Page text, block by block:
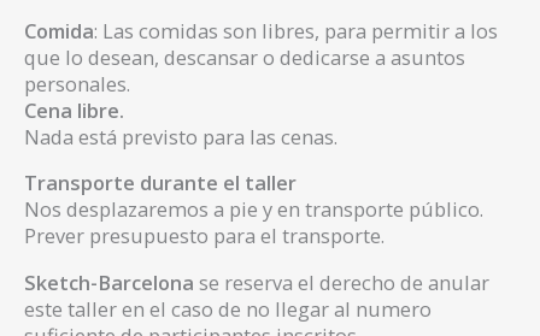
Comida: Las comidas son libres, para permitir a los
que lo desean, descansar o dedicarse a asuntos
personales.
Cena libre.
Nada está previsto para las cenas.
Transporte durante el taller
Nos desplazaremos a pie y en transporte público.
Prever presupuesto para el transporte.
Sketch-Barcelona se reserva el derecho de anular
este taller en el caso de no llegar al numero